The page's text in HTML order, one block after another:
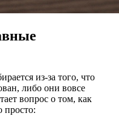
из-за того, что
либо они вовсе
вопрос о том, как
просто: